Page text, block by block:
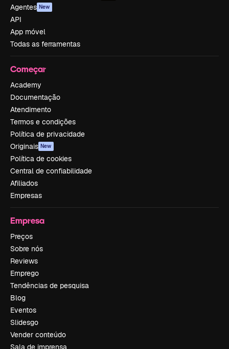
Agentes New
API
App móvel
Todas as ferramentas
Começar
Academy
Documentação
Atendimento
Termos e condições
Política de privacidade
Originais New
Política de cookies
Central de confiabilidade
Afiliados
Empresas
Empresa
Preços
Sobre nós
Reviews
Emprego
Tendências de pesquisa
Blog
Eventos
Slidesgo
Vender conteúdo
Sala de imprensa